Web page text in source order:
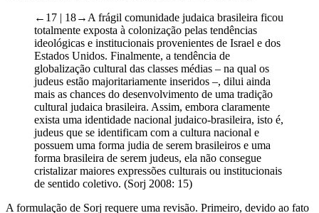
←17 | 18→A frágil comunidade judaica brasileira ficou
totalmente exposta à colonização pelas tendências
ideológicas e institucionais provenientes de Israel e dos
Estados Unidos. Finalmente, a tendência de
globalização cultural das classes médias – na qual os
judeus estão majoritariamente inseridos –, dilui ainda
mais as chances do desenvolvimento de uma tradição
cultural judaica brasileira. Assim, embora claramente
exista uma identidade nacional judaico-brasileira, isto é,
judeus que se identificam com a cultura nacional e
possuem uma forma judia de serem brasileiros e uma
forma brasileira de serem judeus, ela não consegue
cristalizar maiores expressões culturais ou institucionais